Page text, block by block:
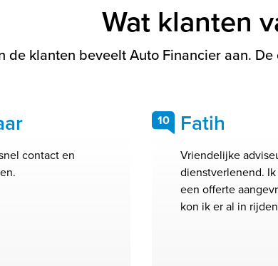
Wat klanten
de klanten beveelt Auto Financier aan.
contact en
10 Fatih
Vriendelijke
dienstverlenend.
een offerte
kon ik er al in